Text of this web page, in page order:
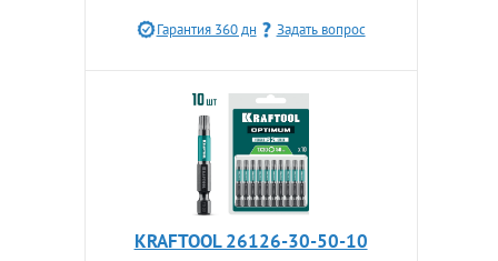
Гарантия 360 дн Задать вопрос
KRAFTOOL 26126-30-50-10